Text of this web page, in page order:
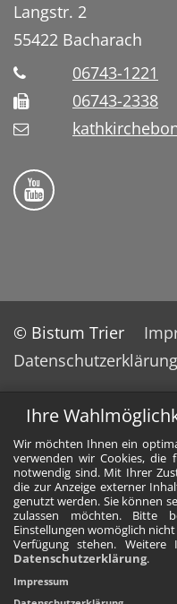
Ihre
Wir möchten Ihnen ein
verwenden wir Cookies, die
notwendig sind. Mit Ihrer
die zur Anzeige externer
genutzt werden. Sie können
zulassen möchten. Bitte
Einstellungen womöglich
Verfügung stehen.
Datenschutzerklärung.
Impressum
Langstr. 2
55422 Bacharach
06743-1221
06743-2338
Folge uns auf
© Bistum Trier
Datenschutzerklärung